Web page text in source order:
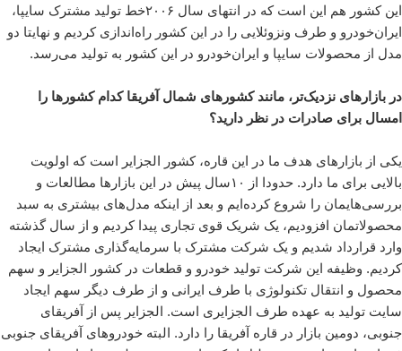
این کشور هم این است که در انتهای سال ۲۰۰۶خط تولید مشترک سایپا،
ایران‌خودرو و طرف ونزوئلایی را در این کشور راه‌اندازی کردیم و نهایتا دو
مدل از محصولات سایپا و ایران‌خودرو در این کشور به تولید می‌رسد.
در بازارهای نزدیک‌تر، مانند کشورهای شمال آفریقا کدام کشورها را
امسال برای صادرات در نظر دارید؟
یکی از بازارهای هدف ما در این قاره، کشور الجزایر است که اولویت
بالایی برای ما دارد. حدودا از ۱۰سال پیش در این بازارها مطالعات و
بررسی‌هایمان را شروع کرده‌ایم و بعد از اینکه مدل‌های بیشتری به سبد
محصولاتمان افزودیم، یک شریک قوی تجاری پیدا کردیم و از سال گذشته
وارد قرارداد شدیم و یک شرکت مشترک با سرمایه‌گذاری مشترک ایجاد
کردیم. وظیفه این شرکت تولید خودرو و قطعات در کشور الجزایر و سهم
محصول و انتقال تکنولوژی با طرف ایرانی و از طرف دیگر سهم ایجاد
سایت تولید به عهده طرف الجزایری است. الجزایر پس از آفریقای
جنوبی، دومین بازار در قاره آفریقا را دارد. البته خودروهای آفریقای جنوبی